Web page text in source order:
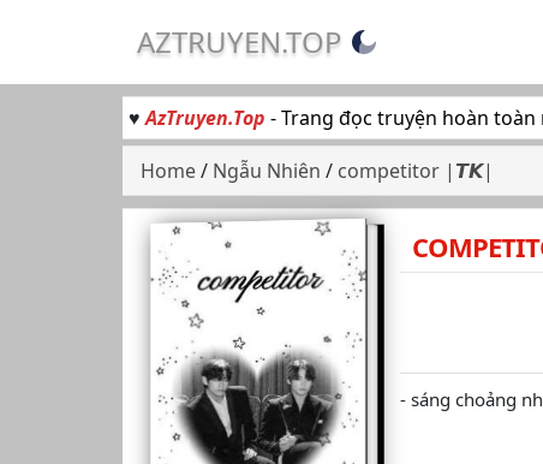
AZTRUYEN.TOP
♥AzTruyen.Top - Trang đọc truyện hoàn toàn
Home/ Ngẫu Nhiên / competitor |𝙏𝙆|
- sáng choảng